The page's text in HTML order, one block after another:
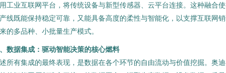
工业互联网平台，将传统设备与新型传感器、云平台连接。这种融合
线既能保持稳定可靠，又能具备高度的柔性与智能化，以支撑互联网
的多品种、小批量生产模式。
数据集成：驱动智能决策的核心燃料
所有集成的最终表现，是数据在各个环节的自由流动与价值挖掘。奥